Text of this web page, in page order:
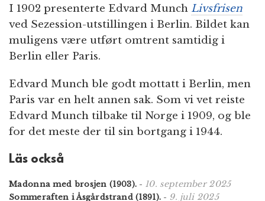
I 1902 presenterte Edvard Munch Livsfrisen
ved Sezession-utstillingen i Berlin. Bildet kan
muligens være utført omtrent samtidig i
Berlin eller Paris.
Edvard Munch ble godt mottatt i Berlin, men
Paris var en helt annen sak. Som vi vet reiste
Edvard Munch tilbake til Norge i 1909, og ble
for det meste der til sin bortgang i 1944.
Läs också
Madonna med brosjen (1903). - 10. september 2025
Sommeraften i Åsgårdstrand (1891). - 9. juli 2025